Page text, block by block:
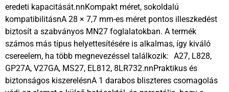
eredeti kapacitását.nnKompakt méret, sokoldalú
kompatibilitásnA 28 × 7,7 mm-es méret pontos illeszkedést
biztosít a szabványos MN27 foglalatokban. A termék
számos más típus helyettesítésére is alkalmas, így kiváló
csereelem, ha több megnevezéssel találkozik: A27, L828,
GP27A, V27GA, MS27, EL812, 8LR732.nnPraktikus és
biztonságos kiszerelésnA 1 darabos bliszteres csomagolás